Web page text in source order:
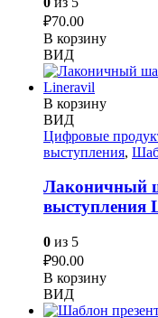
₽70.00
В корзину
ВИД
В корзину
ВИД
Цифровые
выступления,
Лаконичный
выступления
0 из 5
₽90.00
В корзину
ВИД